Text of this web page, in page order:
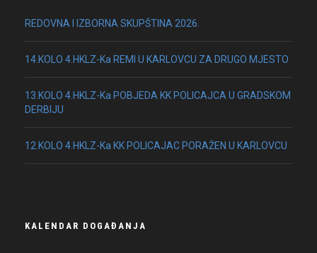
REDOVNA I IZBORNA SKUPŠTINA 2026.
14.KOLO 4.HKLZ-Ka REMI U KARLOVCU ZA DRUGO MJESTO
13.KOLO 4.HKLZ-Ka POBJEDA KK POLICAJCA U GRADSKOM
DERBIJU
12.KOLO 4.HKLZ-Ka KK POLICAJAC PORAŽEN U KARLOVCU
KALENDAR DOGAĐANJA